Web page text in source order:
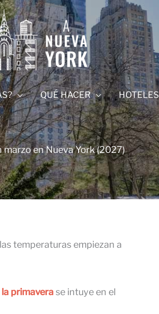
QUÉ HACER HOTELES
marzo en Nueva York (2027)
temperaturas empiezan a
la primaverase intuye en el